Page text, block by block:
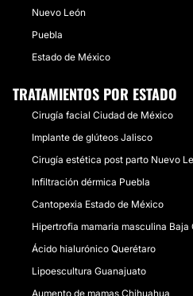
Nuevo León
Puebla
Estado de México
TRATAMIENTOS POR ESTADO
Cirugía facial Ciudad de México
Implante de glúteos Jalisco
Cirugía estética post parto Nuevo
Infiltración dérmica Puebla
Cantopexia Estado de México
Hipertrofia mamaria masculina Baja
Ácido hialurónico Querétaro
Lipoescultura Guanajuato
Aumento de mamas Chihuahua